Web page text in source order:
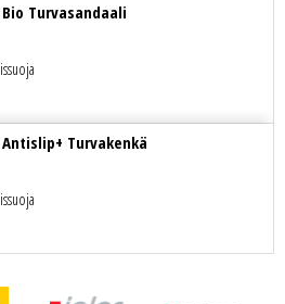
Bio Turvasandaali
Antislip+ Turvakenkä